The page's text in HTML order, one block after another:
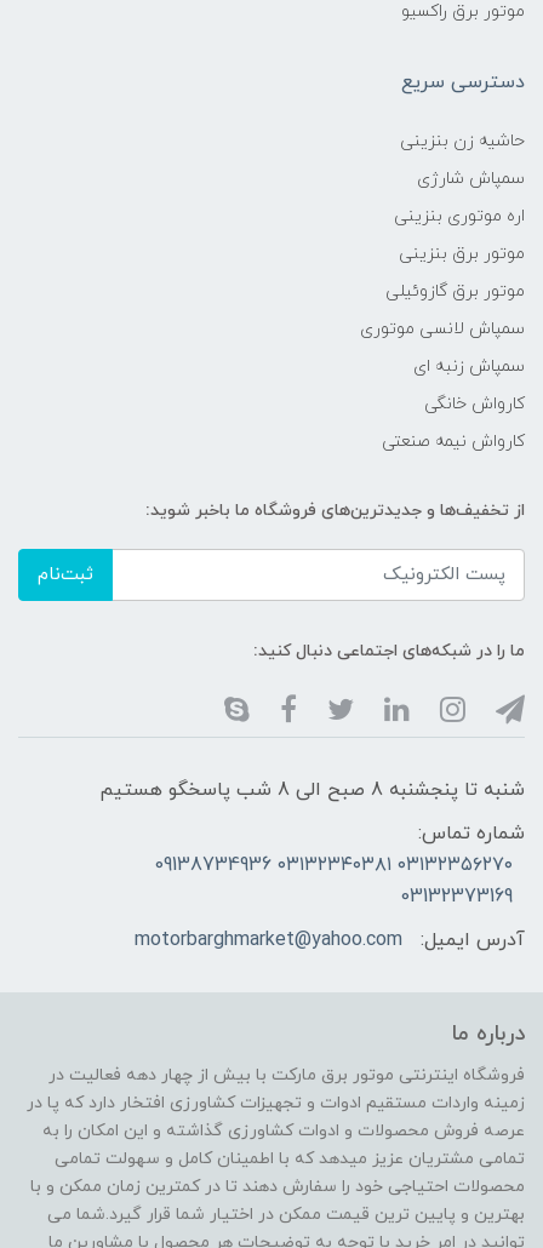
موتور برق راکسیو
دسترسی سریع
حاشیه زن بنزینی
سمپاش شارژی
اره موتوری بنزینی
موتور برق بنزینی
موتور برق گازوئیلی
سمپاش لانسی موتوری
سمپاش زنبه ای
کارواش خانگی
کارواش نیمه صنعتی
از تخفیف‌ها و جدیدترین‌های فروشگاه ما باخبر شوید:
ثبت‌نام
ما را در شبکه‌های اجتماعی دنبال کنید:
شنبه تا پنجشنبه 8 صبح الی 8 شب پاسخگو هستیم
شماره تماس:
۰۳۱۳۲۳۵۶۲۷۰ ۰۳۱۳۲۳۴۰۳۸۱ 09138734936
03132373169
آدرس ایمیل:
motorbarghmarket@yahoo.com
درباره ما
فروشگاه اینترنتی موتور برق مارکت با بیش از چهار دهه فعالیت در
زمینه واردات مستقیم ادوات و تجهیزات کشاورزی افتخار دارد که پا در
عرصه فروش محصولات و ادوات کشاورزی گذاشته و این امکان را به
تمامی مشتریان عزیز میدهد که با اطمینان کامل و سهولت تمامی
محصولات احتیاجی خود را سفارش دهند تا در کمترین زمان ممکن و با
بهترین و پایین ترین قیمت ممکن در اختیار شما قرار گیرد.شما می
توانید در امر خرید با توجه به توضیحات هر محصول با مشاورین ما